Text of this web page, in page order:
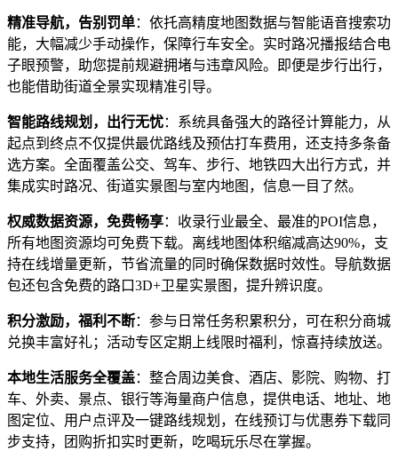
精准导航，告别罚单：依托高精度地图数据与智能语音搜索功
能，大幅减少手动操作，保障行车安全。实时路况播报结合电
子眼预警，助您提前规避拥堵与违章风险。即便是步行出行，
也能借助街道全景实现精准引导。
智能路线规划，出行无忧：系统具备强大的路径计算能力，从
起点到终点不仅提供最优路线及预估打车费用，还支持多条备
选方案。全面覆盖公交、驾车、步行、地铁四大出行方式，并
集成实时路况、街道实景图与室内地图，信息一目了然。
权威数据资源，免费畅享：收录行业最全、最准的POI信息，
所有地图资源均可免费下载。离线地图体积缩减高达90%，支
持在线增量更新，节省流量的同时确保数据时效性。导航数据
包还包含免费的路口3D+卫星实景图，提升辨识度。
积分激励，福利不断：参与日常任务积累积分，可在积分商城
兑换丰富好礼；活动专区定期上线限时福利，惊喜持续放送。
本地生活服务全覆盖：整合周边美食、酒店、影院、购物、打
车、外卖、景点、银行等海量商户信息，提供电话、地址、地
图定位、用户点评及一键路线规划，在线预订与优惠券下载同
步支持，团购折扣实时更新，吃喝玩乐尽在掌握。